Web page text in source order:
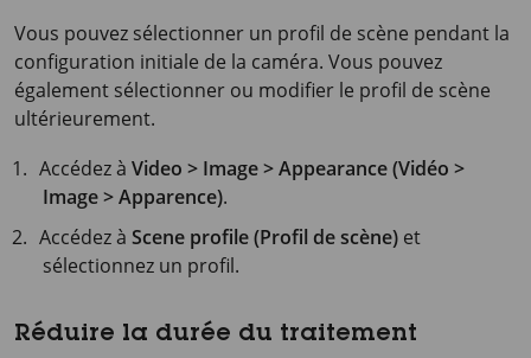
Vous pouvez sélectionner un profil de scène pendant la
configuration initiale de la caméra. Vous pouvez
également sélectionner ou modifier le profil de scène
ultérieurement.
Accédez àVideo > Image > Appearance (Vidéo >
Image > Apparence).
Accédez àScene profile (Profil de scène) et
sélectionnez un profil.
Réduire la durée du traitement